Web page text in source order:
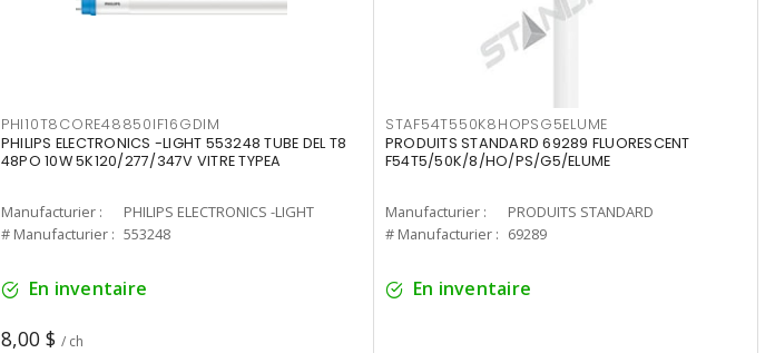
PHI10T8CORE48850IF16GDIM
PHILIPS ELECTRONICS -LIGHT 553248 TUBE DEL T8
48PO 10W 5K120/277/347V VITRE TYPEA
Manufacturier :
PHILIPS ELECTRONICS -LIGHT
# Manufacturier : 553248
En inventaire
8,00 $ / ch
STAF54T550K8HOPSG5ELUME
PRODUITS STANDARD 69289 FLUORESCENT
F54T5/50K/8/HO/PS/G5/ELUME
Manufacturier :
PRODUITS STANDARD
# Manufacturier : 69289
En inventaire